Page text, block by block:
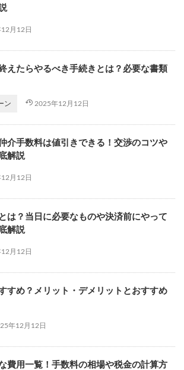
月12日
えたらやるべき手続きとは？必要な書類
ン 2025年12月12日
介手数料は値引きできる！交渉のコツや
解説
月12日
は？当日に必要なものや決済前にやって
解説
月12日
すめ？メリット・デメリットとおすすめ
年12月12日
費用一覧！手数料の相場や税金の計算方